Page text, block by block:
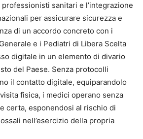
sanitari e l’integrazione
per assicurare sicurezza e
di un accordo concreto con i
e i Pediatri di Libera Scelta
digitale in un elemento di divario
del Paese. Senza protocolli
il contatto digitale, equiparandolo
fisica, i medici operano senza
certa, esponendosi al rischio di
nell’esercizio della propria